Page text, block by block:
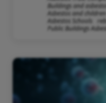
Buildings and
Asbestos and children
Asbestos Schools
Public Buildings